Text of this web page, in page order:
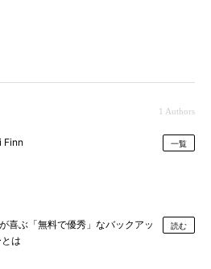
1 Authors
Finn 一覧
喜ぶ「無料で優秀」なバックアッ
は
読む